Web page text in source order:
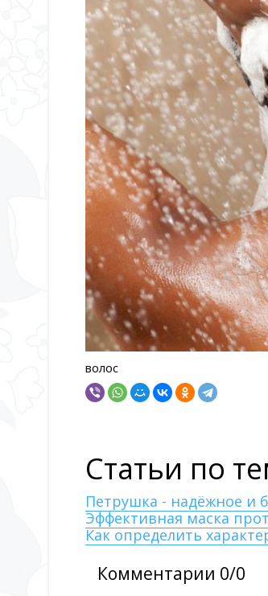
волос
Статьи по
Петрушка - надёжное и
Эффективная маска
Как определить
Комментарии 0/0